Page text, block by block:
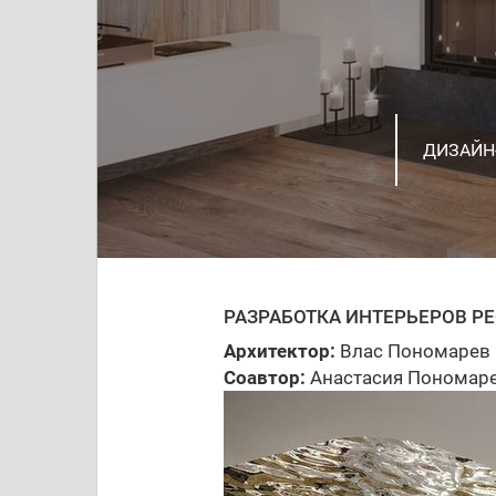
ЖИЛОЙ
ПРОЕКТ
РАЗРАБОТКА ИНТЕРЬЕРОВ
Архитектор: Влас Пономарев
Соавтор:Анастасия